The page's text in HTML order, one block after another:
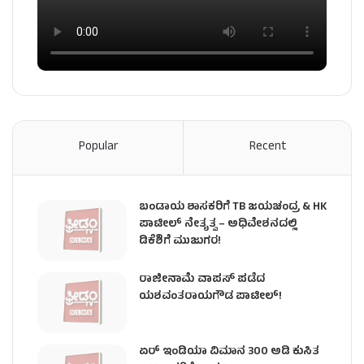
Popular Recent
ಬಂಡಾಯ ಶಾಸಕರಿಗೆ TB ಜಯಚಂದ್ರ & HK
ಪಾಟೀಲ್ ನೇತೃತ್ವ – ಅಧಿವೇಶನದಲ್ಲಿ
ಡಿಕೆಶಿಗೆ ಮುಜುಗರ!
ರಾಜೀನಾಮೆ ವಾಪಸ್ ಪಡೆದ
ಯಶವಂತರಾಯಗೌಡ ಪಾಟೀಲ್‌!
ಏರ್ ಇಂಡಿಯಾ ವಿಮಾನ 300 ಅಡಿ ಕುಸಿತ